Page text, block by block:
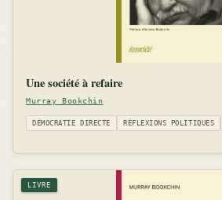
Une société à refaire
Murray Bookchin
DÉMOCRATIE DIRECTE RÉFLEXIONS POLITIQUES
LIVRE